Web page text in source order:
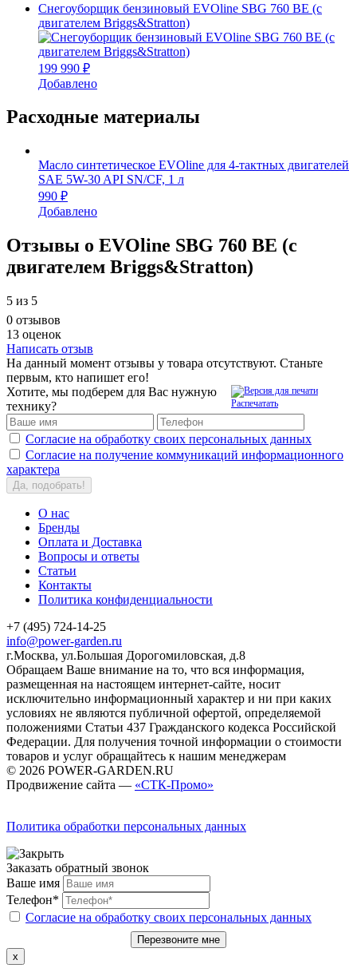
Снегоуборщик бензиновый EVOline SBG 760 BE (с
двигателем Briggs&Stratton)
199 990 ₽
Добавлено
Расходные материалы
Масло синтетическое EVOline для 4-тактных двигателей
SAE 5W-30 API SN/CF, 1 л
990 ₽
Добавлено
Отзывы о EVOline SBG 760 BE (с
двигателем Briggs&Stratton)
5 из 5
0 отзывов
13 оценок
Написать отзыв
На данный момент отзывы у товара отсутствуют. Станьте
первым, кто напишет его!
Распечатать
Хотите, мы подберем для Вас нужную
технику?
Согласие на обработку своих персональных данных
Согласие на получение коммуникаций информационного
характера
Да, подобрать!
О нас
Бренды
Оплата и Доставка
Вопросы и ответы
Статьи
Контакты
Политика конфиденциальности
+7 (495) 724-14-25
info@power-garden.ru
г.Москва, ул.Большая Дорогомиловская, д.8
Обращаем Ваше внимание на то, что вся информация,
размещенная на настоящем интернет-сайте, носит
исключительно информационный характер и ни при каких
условиях не являются публичной офертой, определяемой
положениями Статьи 437 Гражданского кодекса Российской
Федерации. Для получения точной информации о стоимости
товаров и услуг обращайтесь к нашим менеджерам
© 2026 POWER-GARDEN.RU
Продвижение сайта — «СТК-Промо»
Политика обработки персональных данных
Заказать обратный звонок
Ваше имя
Телефон*
Согласие на обработку своих персональных данных
Перезвоните мне
x